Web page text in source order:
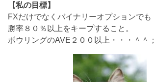
【私の目標】
FXだけでなくバイナリーオプションでも
勝率８０％以上をキープすること。
ボウリングのAVE２００以上・・・＾＾；